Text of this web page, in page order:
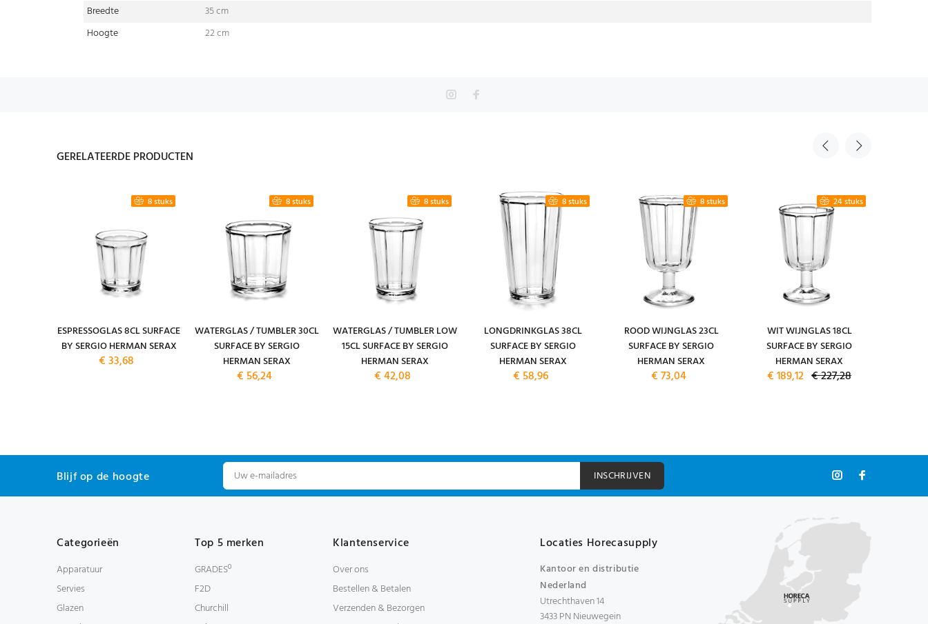
Breedte
35 cm
Hoogte
22 cm
GERELATEERDE PRODUCTEN
8 stuks
ESPRESSOGLAS 8CL SURFACE
BY SERGIO HERMAN SERAX
€ 33,68
8 stuks
WATERGLAS / TUMBLER 30CL
SURFACE BY SERGIO
HERMAN SERAX
€ 56,24
8 stuks
WATERGLAS / TUMBLER LOW
15CL SURFACE BY SERGIO
HERMAN SERAX
€ 42,08
8 stuks
LONGDRINKGLAS 38CL
SURFACE BY SERGIO
HERMAN SERAX
€ 58,96
8 stuks
ROOD WIJNGLAS 23CL
SURFACE BY SERGIO
HERMAN SERAX
€ 73,04
24 stuks
WIT WIJNGLAS 18CL
SURFACE BY SERGIO
HERMAN SERAX
€ 189,12 € 227,28
Blijf op de hoogte INSCHRIJVEN
Categorieën
Apparatuur
Servies
Glazen
Top 5 merken
GRADESº
F2D
Churchill
Klantenservice
Over ons
Bestellen & Betalen
Verzenden & Bezorgen
Locaties Horecasupply
Kantoor en distributie
Nederland
Utrechthaven 14
3433 PN Nieuwegein